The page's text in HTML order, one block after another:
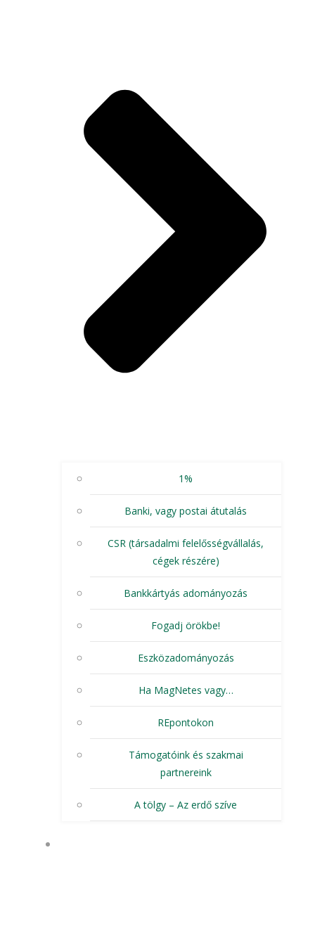
1%
Banki, vagy postai átutalás
CSR (társadalmi felelősségvállalás,
cégek részére)
Bankkártyás adományozás
Fogadj örökbe!
Eszközadományozás
Ha MagNetes vagy…
REpontokon
Támogatóink és szakmai
partnereink
A tölgy – Az erdő szíve